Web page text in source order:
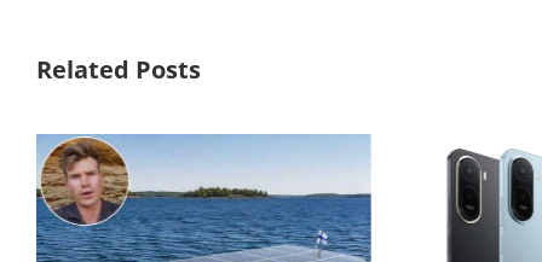
Related Posts